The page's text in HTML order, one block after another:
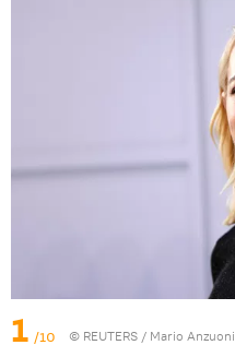
1 /10 © REUTERS / Mario Anzuoni